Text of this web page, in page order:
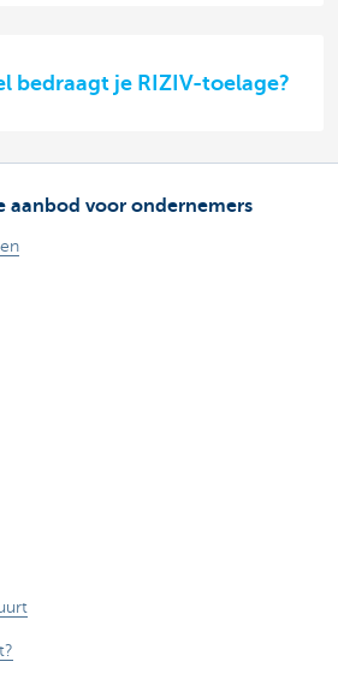
bedraagt je RIZIV-toelage?
aanbod voor ondernemers